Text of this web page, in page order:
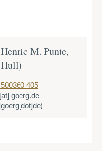
M. Punte,
405
[at] goerg.de